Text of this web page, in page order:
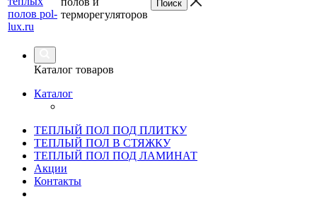
терморегуляторов
Каталог товаров
Каталог
ТЕПЛЫЙ ПОЛ ПОД ПЛИТКУ
ТЕПЛЫЙ ПОЛ В СТЯЖКУ
ТЕПЛЫЙ ПОЛ ПОД ЛАМИНАТ
Акции
Контакты